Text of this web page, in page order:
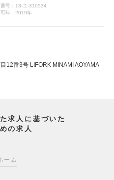
号：13-ユ-310534
年：2019年
番3号 LIFORK MINAMI AOYAMA
求人に基づいた
の求人
ーム